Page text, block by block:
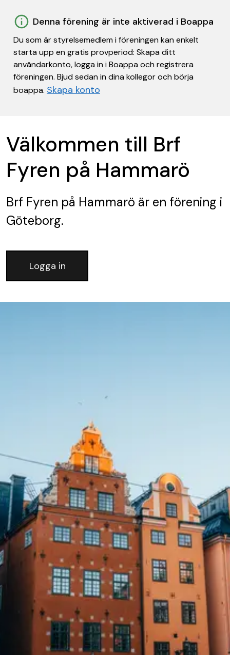
Denna förening är inte aktiverad i Boappa
Du som är styrelsemedlem i föreningen kan enkelt
starta upp en gratis provperiod: Skapa ditt
användarkonto, logga in i Boappa och registrera
föreningen. Bjud sedan in dina kollegor och börja
boappa. Skapa konto
Välkommen till Brf
Fyren på Hammarö
Brf Fyren på Hammarö är en förening i
Göteborg.
Logga in